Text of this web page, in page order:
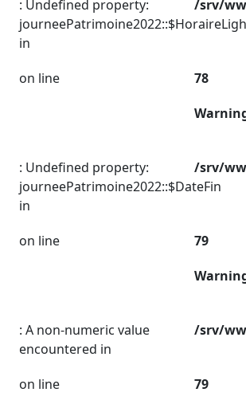
: Undefined property:
in
/srv/
on line
78
: Undefined property:
journeePatrimoine2022::$DateFin
in
/srv/
on line
79
: A non-numeric value
encountered in
/srv/
on line 79